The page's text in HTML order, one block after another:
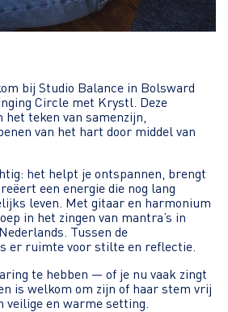
bij Studio Balance in Bolsward
Circle met Krystl. Deze
teken van samenzijn,
van het hart door middel van
het helpt je ontspannen, brengt
een energie die nog lang
leven. Met gitaar en harmonium
in het zingen van mantra’s in
Tussen de
er ruimte voor stilte en reflectie.
te hebben — of je nu vaak zingt
is welkom om zijn of haar stem vrij
en warme setting.